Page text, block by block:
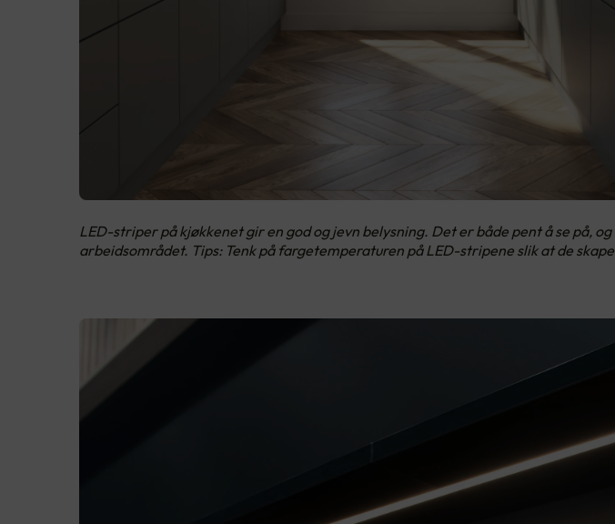
LED-striper på kjøkkenet gir en god og jevn belysning. Det er både pent å se på,
arbeidsområdet. Tips: Tenk på fargetemperaturen på LED-stripene slik at de